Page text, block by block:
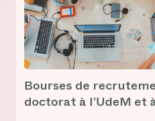
Bourses de
doctorat à l’UdeM et